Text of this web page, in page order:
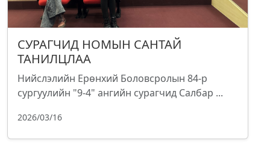
СУРАГЧИД НОМЫН САНТАЙ
ТАНИЛЦЛАА
Нийслэлийн Ерөнхий Боловсролын 84-р
сургуулийн "9-4" ангийн сурагчид Салбар ...
2026/03/16